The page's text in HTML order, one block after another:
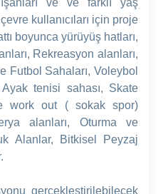
ve ve farklı yaş
kullanıcıları için proje
boyunca yürüyüş hatları,
Rekreasyon alanları,
Futbol Sahaları, Voleybol
Ayak tenisi sahası, Skate
work out ( sokak spor)
alanları, Oturma ve
Alanlar, Bitkisel Peyzaj
gerçekleştirilebilecek